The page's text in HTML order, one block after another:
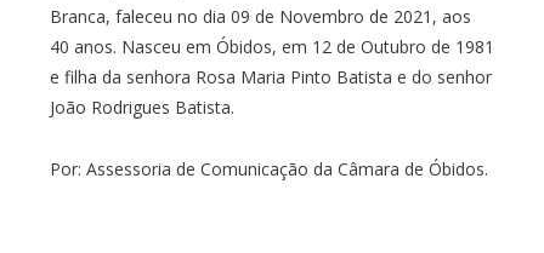
Branca, faleceu no dia 09 de Novembro de 2021, aos
40 anos. Nasceu em Óbidos, em 12 de Outubro de 1981
e filha da senhora Rosa Maria Pinto Batista e do senhor
João Rodrigues Batista.
Por: Assessoria de Comunicação da Câmara de Óbidos.